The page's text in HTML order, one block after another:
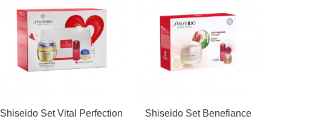
Shiseido Set Vital Perfection
Shiseido Set Benefiance